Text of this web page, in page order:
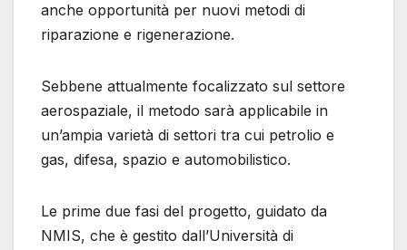
anche opportunità per nuovi metodi di
riparazione e rigenerazione.
Sebbene attualmente focalizzato sul settore
aerospaziale, il metodo sarà applicabile in
un’ampia varietà di settori tra cui petrolio e
gas, difesa, spazio e automobilistico.
Le prime due fasi del progetto, guidato da
NMIS, che è gestito dall’Università di